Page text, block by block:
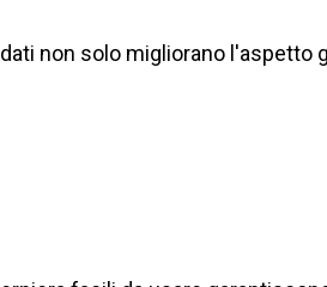
non solo migliorano